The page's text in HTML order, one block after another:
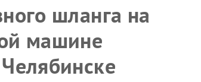
шланга на
машине
Челябинске